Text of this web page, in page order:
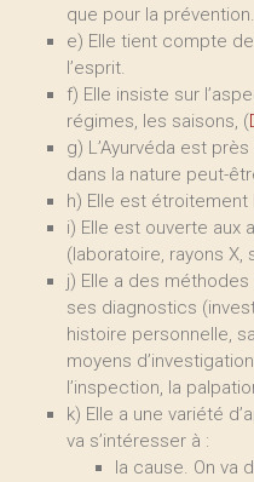
que pour la prévention.
e) Elle tient compte
l’esprit.
f) Elle insiste sur
régimes, les saisons, (
g) L’Ayurvéda est
dans la nature peut-
h) Elle est étroitement
i) Elle est ouverte aux
(laboratoire, rayons X,
j) Elle a des
ses diagnostics
histoire personnelle,
moyens
l’inspection, la
k) Elle a une variété
va s’intéresser à :
la cause. On va